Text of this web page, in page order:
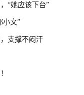
“她应该下台”
小文”
支撑不闷汗